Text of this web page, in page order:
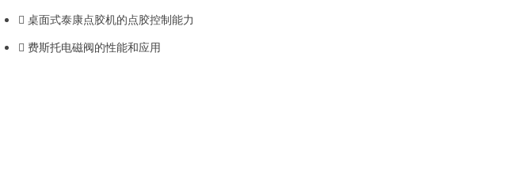
桌面式泰康点胶机的点胶控制能力
费斯托电磁阀的性能和应用